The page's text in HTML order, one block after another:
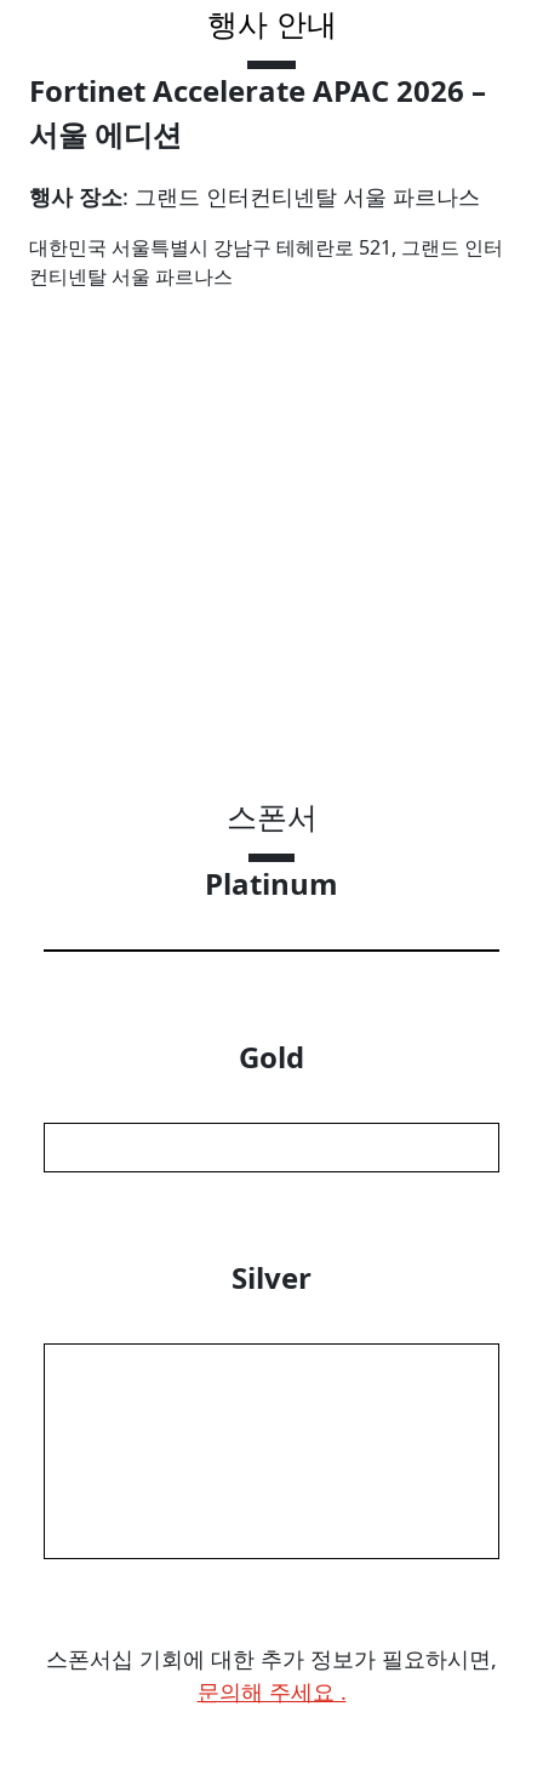
행사 안내
Fortinet Accelerate APAC 2026 –
서울 에디션
행사 장소: 그랜드 인터컨티넨탈 서울 파르나스
대한민국 서울특별시 강남구 테헤란로 521, 그랜드 인터
컨티넨탈 서울 파르나스
스폰서
Platinum
Gold
Silver
스폰서십 기회에 대한 추가 정보가 필요하시면,
문의해 주세요 .